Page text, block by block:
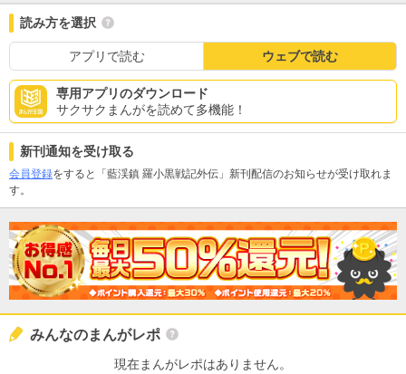
読み方を選択
アプリで読む ウェブで読む
専用アプリのダウンロード
サクサクまんがを読めて多機能！
新刊通知を受け取る
会員登録をすると「藍渓鎮 羅小黒戦記外伝」新刊配信のお知らせが受け取れま
す。
みんなのまんがレポ
現在まんがレポはありません。